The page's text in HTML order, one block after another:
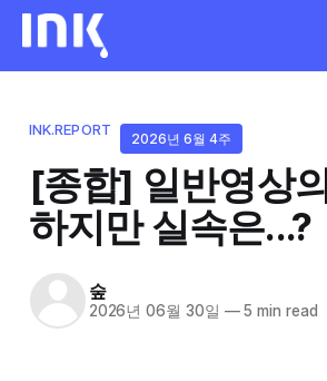
INK.REPORT
2026년 6월 4주
[종합] 일반영상
하지만 실속은...?
숲
2026년 06월 30일 —5 min read